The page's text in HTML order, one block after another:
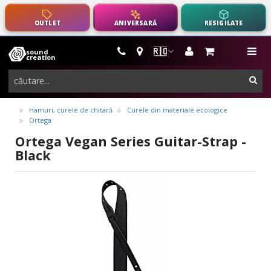
OUTLET ANIVERSARĂ RESIGILATE
🇷🇴
sound
creation
instrumente
muzicale,
echipamente
pro-
audio
Hamuri, curele de chitară
Curele din materiale ecologice
Ortega
Ortega Vegan Series Guitar-Strap -
Black